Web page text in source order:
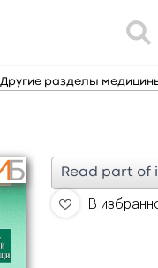
Другие разделы
Read part of
В